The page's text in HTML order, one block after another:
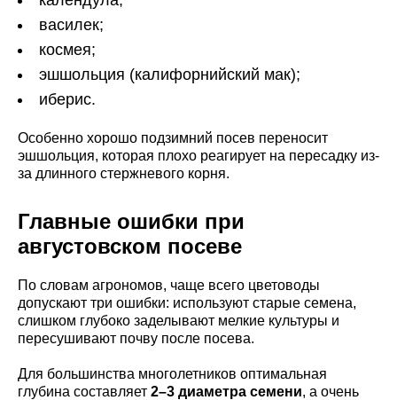
василек;
космея;
эшшольция (калифорнийский мак);
иберис.
Особенно хорошо подзимний посев переносит
эшшольция, которая плохо реагирует на пересадку из-
за длинного стержневого корня.
Главные ошибки при
августовском посеве
По словам агрономов, чаще всего цветоводы
допускают три ошибки: используют старые семена,
слишком глубоко заделывают мелкие культуры и
пересушивают почву после посева.
Для большинства многолетников оптимальная
глубина составляет 2–3 диаметра семени, а очень